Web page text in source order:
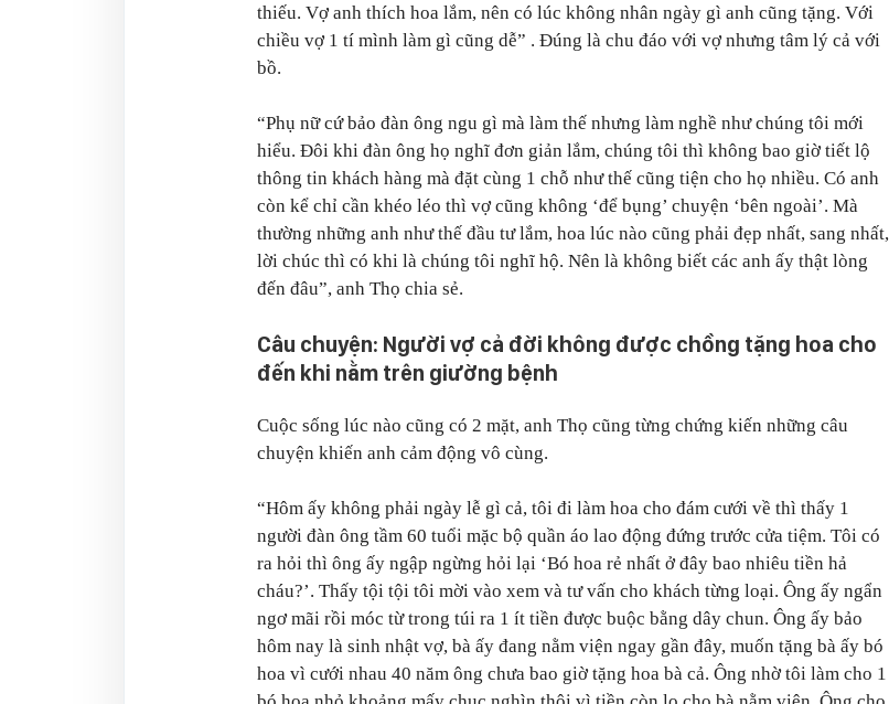
thiếu. Vợ anh thích hoa lắm, nên có lúc không nhân ngày gì anh cũng tặng. Với
chiều vợ 1 tí mình làm gì cũng dễ” . Đúng là chu đáo với vợ nhưng tâm lý cả với
bồ.
“Phụ nữ cứ bảo đàn ông ngu gì mà làm thế nhưng làm nghề như chúng tôi mới
hiểu. Đôi khi đàn ông họ nghĩ đơn giản lắm, chúng tôi thì không bao giờ tiết lộ
thông tin khách hàng mà đặt cùng 1 chỗ như thế cũng tiện cho họ nhiều. Có anh
còn kể chỉ cần khéo léo thì vợ cũng không ‘để bụng’ chuyện ‘bên ngoài’. Mà
thường những anh như thế đầu tư lắm, hoa lúc nào cũng phải đẹp nhất, sang nhất,
lời chúc thì có khi là chúng tôi nghĩ hộ. Nên là không biết các anh ấy thật lòng
đến đâu”, anh Thọ chia sẻ.
Câu chuyện: Người vợ cả đời không được chồng tặng hoa cho
đến khi nằm trên giường bệnh
Cuộc sống lúc nào cũng có 2 mặt, anh Thọ cũng từng chứng kiến những câu
chuyện khiến anh cảm động vô cùng.
“Hôm ấy không phải ngày lễ gì cả, tôi đi làm hoa cho đám cưới về thì thấy 1
người đàn ông tầm 60 tuổi mặc bộ quần áo lao động đứng trước cửa tiệm. Tôi có
ra hỏi thì ông ấy ngập ngừng hỏi lại ‘Bó hoa rẻ nhất ở đây bao nhiêu tiền hả
cháu?’. Thấy tội tội tôi mời vào xem và tư vấn cho khách từng loại. Ông ấy ngẩn
ngơ mãi rồi móc từ trong túi ra 1 ít tiền được buộc bằng dây chun. Ông ấy bảo
hôm nay là sinh nhật vợ, bà ấy đang nằm viện ngay gần đây, muốn tặng bà ấy bó
hoa vì cưới nhau 40 năm ông chưa bao giờ tặng hoa bà cả. Ông nhờ tôi làm cho 1